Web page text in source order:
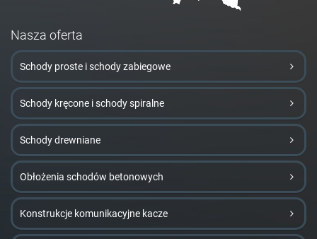
Nasza oferta
Schody proste i schody zabiegowe
Schody kręcone i schody spiralne
Schody drewniane
Obłożenia schodów betonowych
Konstrukcje komunikacyjne kacze